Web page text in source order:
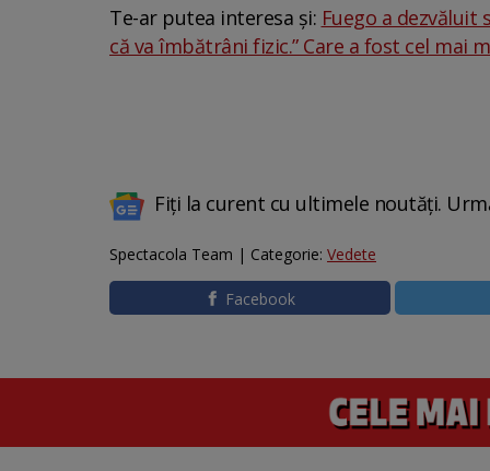
Te-ar putea interesa și: Fuego a dezvăluit
că va îmbătrâni fizic.” Care a fost cel mai
Fiți la curent cu ultimele noutăți.
Spectacola Team | Categorie: Vedete
Facebook